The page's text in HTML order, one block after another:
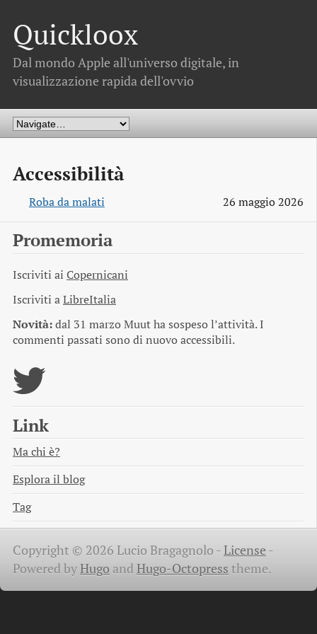
Quickloox
Dal mondo Apple all'universo digitale, in
visualizzazione rapida dell'ovvio
Accessibilità
Roba da malati 26 maggio 2026
Promemoria
Iscriviti ai Copernicani
Iscriviti aLibreItalia
Novità:dal 31 marzo Muut ha sospeso l’attività. I
commenti passati sono di nuovo accessibili.
Link
Ma chi è?
Esplora il blog
Tag
Copyright © 2026 Lucio Bragagnolo -License -
Powered byHugo and Hugo-Octopress theme.